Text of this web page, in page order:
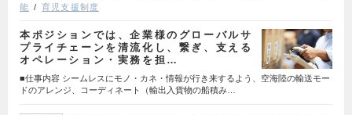
能
育児支援制度
本ポジションでは、企業様のグローバルサ
プライチェーンを清流化し、繋ぎ、支える
オペレーション・実務を担…
■仕事内容 シームレスにモノ・カネ・情報が行き来するよう、空海陸の輸送モー
ドのアレンジ、コーディネート（輸出入貨物の船積み…